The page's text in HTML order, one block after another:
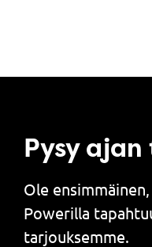
Pysy
Ole
Powerilla
tarjouksemme.